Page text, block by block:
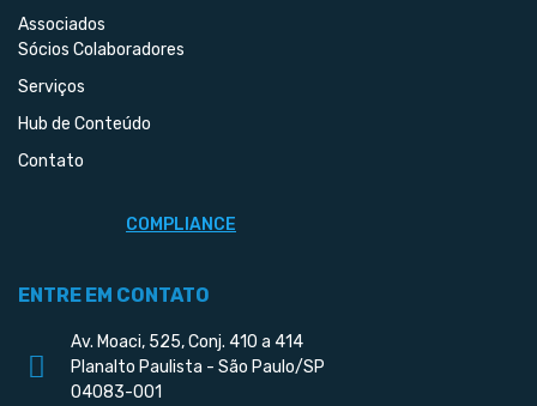
Associados
Sócios Colaboradores
Serviços
Hub de Conteúdo
Contato
COMPLIANCE
ENTRE EM CONTATO
Av. Moaci, 525, Conj. 410 a 414
Planalto Paulista - São Paulo/SP
04083-001